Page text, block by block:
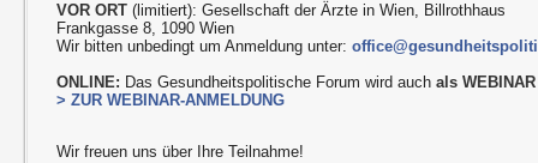
VOR ORT (limitiert): Gesellschaft der Ärzte in Wien, Billrothhaus
Frankgasse 8, 1090 Wien
Wir bitten unbedingt um Anmeldung unter:
ONLINE: Das Gesundheitspolitische Forum wird auch als WEBINAR
> ZUR WEBINAR-ANMELDUNG
Wir freuen uns über Ihre Teilnahme!